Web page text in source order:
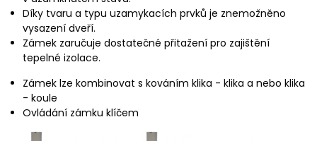
Díky tvaru a typu uzamykacích prvků je znemožněno
vysazení dveří.
Zámek zaručuje dostatečné přitažení pro zajištění
tepelné izolace.
Zámek lze kombinovat s kováním klika - klika a nebo klika
- koule
Ovládání zámku klíčem